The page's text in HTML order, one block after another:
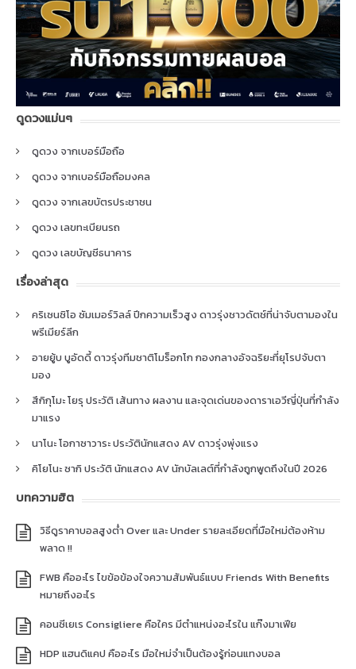
ดูดวงแม่นๆ
ดูดวง จากเบอร์มือถือ
ดูดวง จากเบอร์มือถือมงคล
ดูดวง จากเลขบัตรประชาชน
ดูดวง เลขทะเบียนรถ
ดูดวง เลขบัญชีธนาคาร
เรื่องล่าสุด
คริเซนซิโอ ซัมเมอร์วิลล์ ปีกความเร็วสูง ดาวรุ่งชาวดัตช์ที่น่าจับตามองใน
พรีเมียร์ลีก
อายยู้บ บูอัดดี้ ดาวรุ่งทีมชาติโมร็อกโก กองกลางอัจฉริยะที่ยุโรปจับตา
มอง
สึกิกุโมะ โยรุ ประวัติ เส้นทาง ผลงาน และจุดเด่นของดาราเอวีญี่ปุ่นที่กำลัง
มาแรง
นาโนะ โอกาซาวาระ ประวัตินักแสดง AV ดาวรุ่งพุ่งแรง
คิโยโนะ ซากิ ประวัติ นักแสดง AV นักบัลเลต์ที่กำลังถูกพูดถึงในปี 2026
บทความฮิต
วิธีดูราคาบอลสูงต่ำ Over และ Under รายละเอียดที่มือใหม่ต้องห้าม
พลาด !!
FWB คืออะไร ไขข้อข้องใจความสัมพันธ์แบบ Friends With Benefits
หมายถึงอะไร
คอนซีเยเร Consigliere คือใคร มีตำแหน่งอะไรใน แก๊งมาเฟีย
HDP แฮนดิแคป คืออะไร มือใหม่จำเป็นต้องรู้ก่อนแทงบอล